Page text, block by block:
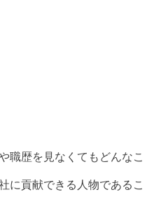
職歴を見なくてもどんなこ
に貢献できる人物であるこ